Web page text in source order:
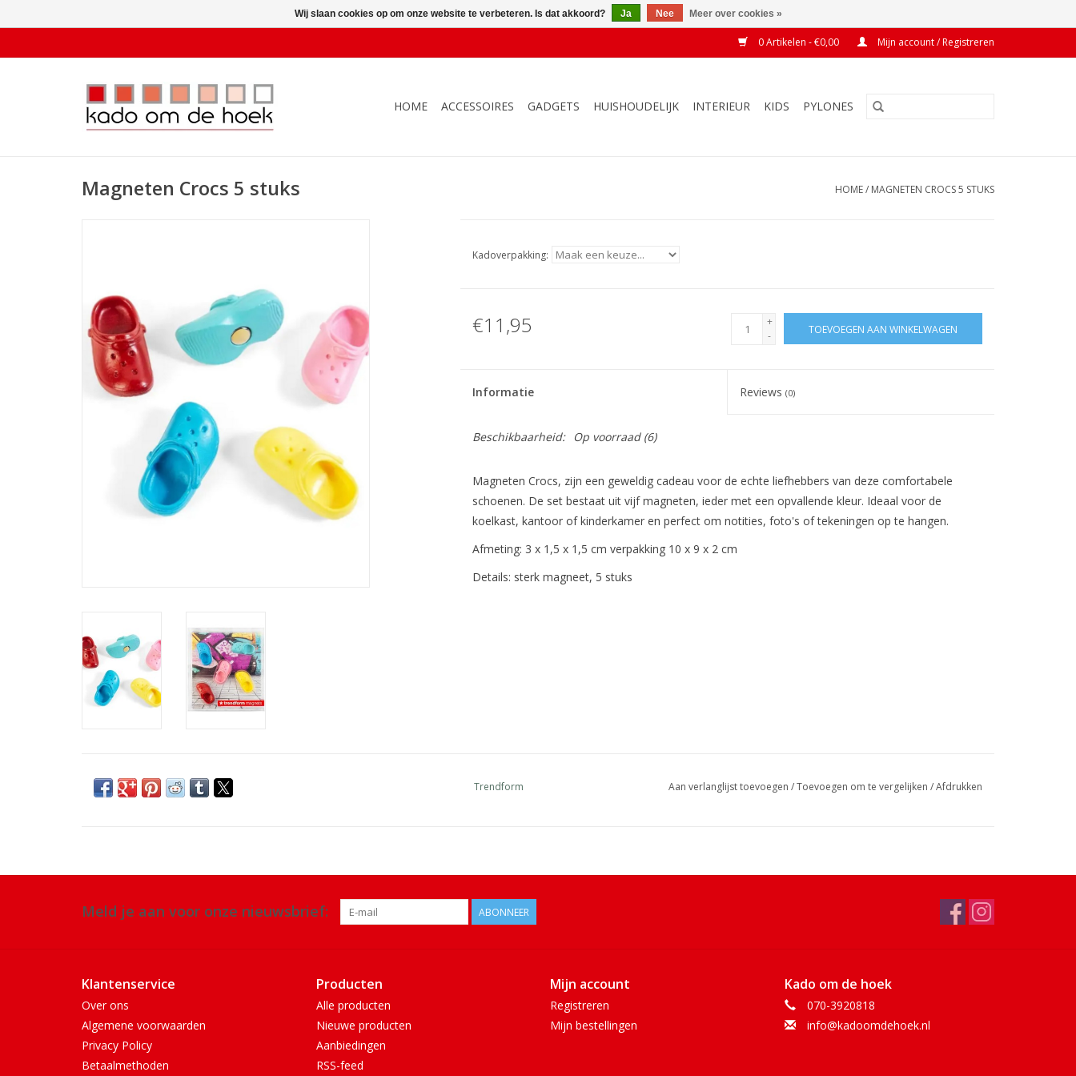
0 Artikelen - €0,00 Mijn account / Registreren
HOME ACCESSOIRES GADGETS HUISHOUDELIJK INTERIEUR KIDS PYLONES
Magneten Crocs 5 stuks HOME/ MAGNETEN CROCS 5 STUKS
Kadoverpakking:
€11,95
+
-
TOEVOEGEN AAN WINKELWAGEN
Informatie Reviews(0)
Beschikbaarheid: Op voorraad(6)
Magneten Crocs, zijn een geweldig cadeau voor de echte liefhebbers van deze comfortabele
schoenen. De set bestaat uit vijf magneten, ieder met een opvallende kleur. Ideaal voor de
koelkast, kantoor of kinderkamer en perfect om notities, foto's of tekeningen op te hangen.
Afmeting: 3 x 1,5 x 1,5 cm verpakking 10 x 9 x 2 cm
Details: sterk magneet, 5 stuks
Trendform Aan verlanglijst toevoegen /Toevoegen om te vergelijken /Afdrukken
Meld je aan voor onze nieuwsbrief: ABONNEER
Klantenservice
Over ons
Algemene voorwaarden
Privacy Policy
Betaalmethoden
Producten
Alle producten
Nieuwe producten
Aanbiedingen
RSS-feed
Mijn account
Registreren
Mijn bestellingen
Kado om de hoek
070-3920818
info@kadoomdehoek.nl
Wij slaan cookies op om onze website te verbeteren. Is dat akkoord? Ja Nee Meer over cookies »